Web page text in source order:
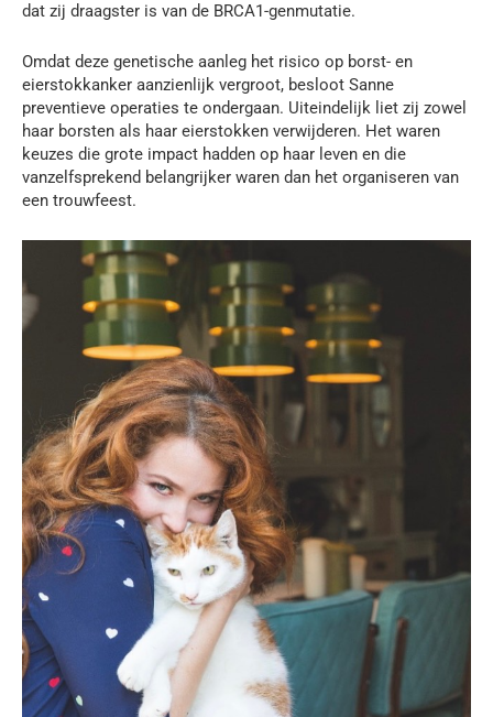
dat zij draagster is van de BRCA1-genmutatie.
Omdat deze genetische aanleg het risico op borst- en
eierstokkanker aanzienlijk vergroot, besloot Sanne
preventieve operaties te ondergaan. Uiteindelijk liet zij zowel
haar borsten als haar eierstokken verwijderen. Het waren
keuzes die grote impact hadden op haar leven en die
vanzelfsprekend belangrijker waren dan het organiseren van
een trouwfeest.